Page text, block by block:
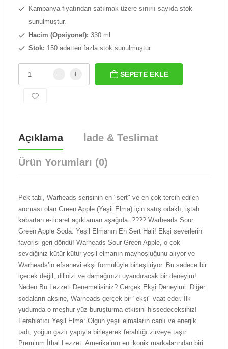
Kampanya fiyatından satılmak üzere sınırlı sayıda stok
sunulmuştur.
Hacim (Opsiyonel): 330 ml
Stok: 150 adetten fazla stok sunulmuştur
SEPETE EKLE
Açıklama İade & Teslimat
Ürün Yorumları (0)
Pek tabi, Warheads serisinin en "sert" ve en çok tercih edilen
aroması olan Green Apple (Yeşil Elma) için satış odaklı, iştah
kabartan e-ticaret açıklaman aşağıda: ???? Warheads Sour
Green Apple Soda: Yeşil Elmanın En Sert Hali! Ekşi severlerin
favorisi geri döndü! Warheads Sour Green Apple, o çok
sevdiğiniz kütür kütür yeşil elmanın mayhoşluğunu alıyor ve
Warheads’in efsanevi ekşi formülüyle birleştiriyor. Bu sadece bir
içecek değil, dilinizi ve damağınızı uyandıracak bir deneyim!
Neden Bu Lezzeti Denemelisiniz? Gerçek Ekşi Deneyimi: Diğer
sodaların aksine, Warheads gerçek bir "ekşi" vaat eder. İlk
yudumda o meşhur yüz buruşturma etkisini hissedeceksiniz!
Ferahlatıcı Yeşil Elma: Olgun yeşil elmaların canlı ve enerjik
tadı, yoğun gazlı yapıyla birleşerek ferahlığı zirveye taşır.
Premium İthal Lezzet: Amerika’nın en ikonik markalarından biri